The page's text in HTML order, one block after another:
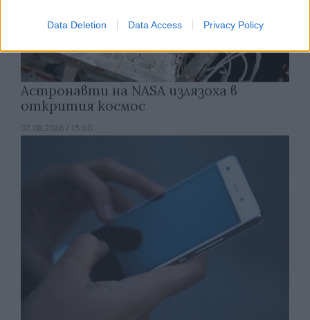
Data Deletion Data Access Privacy Policy
Астронавти на NASA излязоха в
открития космос
07.08.2026 / 15:00